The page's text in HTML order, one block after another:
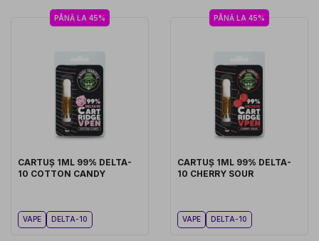
PÂNĂ LA 45%
CARTUȘ 1ML 99% DELTA-
10 COTTON CANDY
VAPE DELTA-10
PÂNĂ LA 45%
CARTUȘ 1ML 99% DELTA-
10 CHERRY SOUR
VAPE DELTA-10